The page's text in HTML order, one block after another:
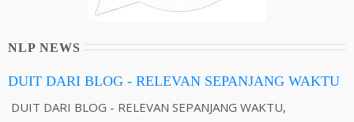
NLP NEWS
DUIT DARI BLOG - RELEVAN SEPANJANG WAKTU
DUIT DARI BLOG - RELEVAN SEPANJANG WAKTU,